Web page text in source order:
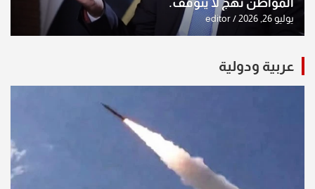
المواطن نهج لا يتوقف.
يوليو 26, 2026 editor
عربية ودولية